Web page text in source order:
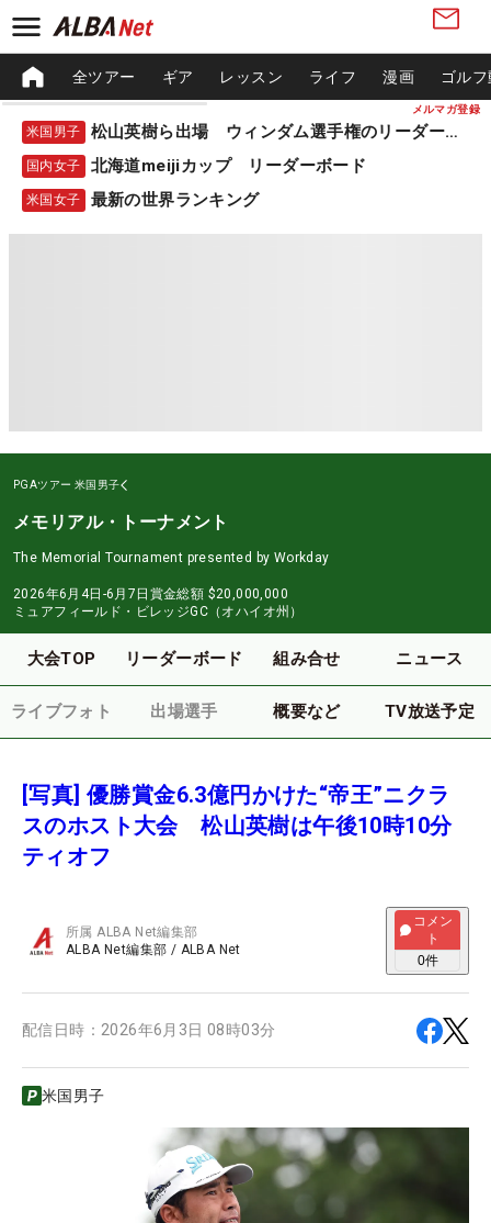
メルマガ登録
全ツアー ギア レッスン ライフ 漫画 ゴル
米国男子 松山英樹ら出場 ウィンダム選手権のリーダーボード
国内女子 北海道meijiカップ リーダーボード
米国女子 最新の世界ランキング
PGAツアー 米国男子
メモリアル・トーナメント
The Memorial Tournament presented by Workday
2026年6月4日-6月7日 賞金総額 $20,000,000
ミュアフィールド・ビレッジGC（オハイオ州）
大会TOP リーダーボード 組み合せ ニュース
ライブフォト 出場選手 概要など TV放送予定
[写真] 優勝賞金6.3億円かけた“帝王”ニクラ
スのホスト大会 松山英樹は午後10時10分
ティオフ
所属ALBA Net編集部
ALBA Net編集部 / ALBA Net
コメン
ト
0件
配信日時： 2026年6月3日 08時03分
米国男子